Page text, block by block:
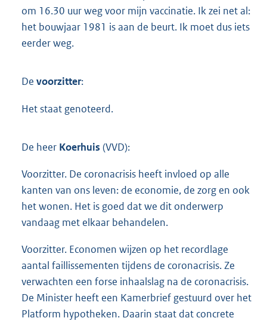
om 16.30 uur weg voor mijn vaccinatie. Ik zei net al:
het bouwjaar 1981 is aan de beurt. Ik moet dus iets
eerder weg.
De voorzitter:
Het staat genoteerd.
De heer Koerhuis (VVD):
Voorzitter. De coronacrisis heeft invloed op alle
kanten van ons leven: de economie, de zorg en ook
het wonen. Het is goed dat we dit onderwerp
vandaag met elkaar behandelen.
Voorzitter. Economen wijzen op het recordlage
aantal faillissementen tijdens de coronacrisis. Ze
verwachten een forse inhaalslag na de coronacrisis.
De Minister heeft een Kamerbrief gestuurd over het
Platform hypotheken. Daarin staat dat concrete